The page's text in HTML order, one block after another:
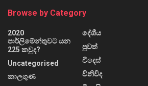
Browse by Category
2020
පාර්ලිමේන්තුවට යන
225 කවුද?
Uncategorised
කාලගුණ
දේශීය
පුවත්
විදෙස්
විනිවිද